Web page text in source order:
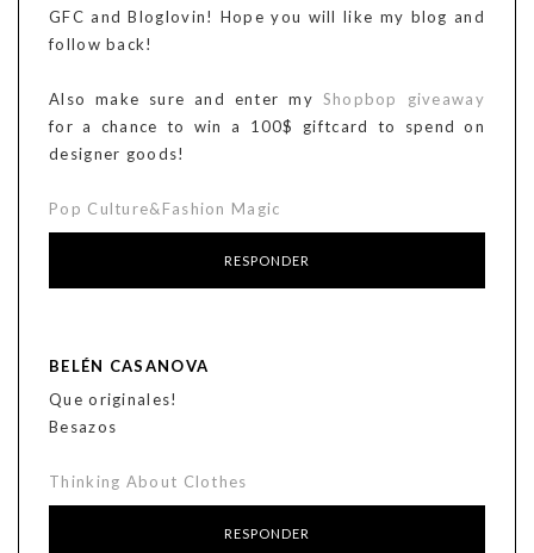
GFC and Bloglovin! Hope you will like my blog and
follow back!
Also make sure and enter my Shopbop giveaway
for a chance to win a 100$ giftcard to spend on
designer goods!
Pop Culture&Fashion Magic
RESPONDER
BELÉN CASANOVA
Que originales!
Besazos
Thinking About Clothes
RESPONDER